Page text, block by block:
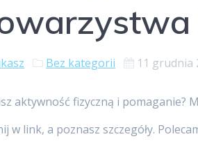
Bez kategorii 11 grudnia
aktywność fizyczną i pomaganie?
w link, a poznasz szczegóły.